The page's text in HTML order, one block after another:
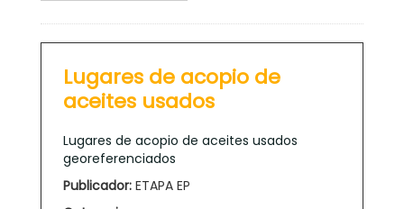
Lugares de acopio de
aceites usados
Lugares de acopio de aceites usados
georeferenciados
Publicador: ETAPA EP